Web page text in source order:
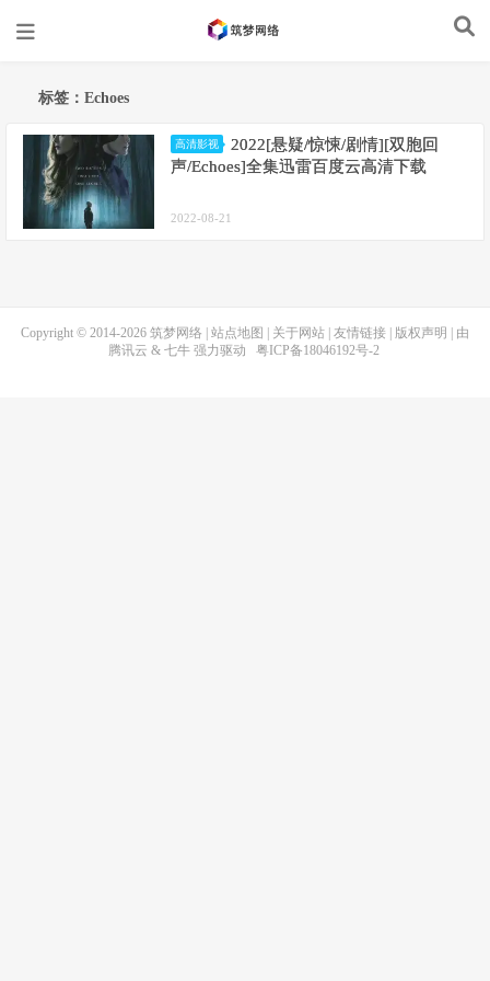
标签：Echoes
高清影视
2022[悬疑/惊悚/剧情][双胞回
声/Echoes]全集迅雷百度云高清下载
2022-08-21
Copyright © 2014-2026 筑梦网络 站点地图 关于网站 友情链接 版权声明
| 由
腾讯云 & 七牛强力驱动 粤ICP备18046192号-2